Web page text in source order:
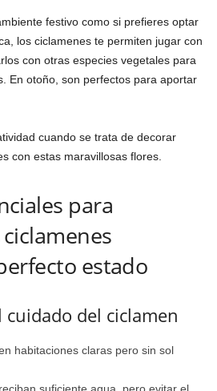
festivo como si prefieres optar
los ciclamenes te permiten jugar con
con otras especies vegetales para
En otoño, son perfectos para aportar
cuando se trata de decorar
con estas maravillosas flores.
para
estado
cuidado del ciclamen
habitaciones claras pero sin sol